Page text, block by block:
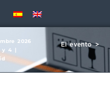
2026
y 4 |
El evento >